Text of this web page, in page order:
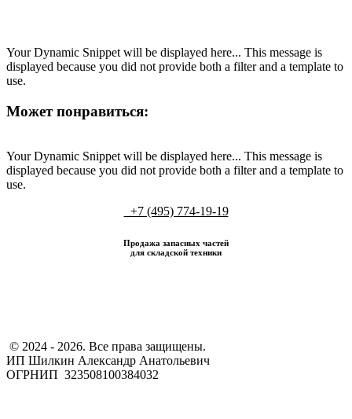
Your Dynamic Snippet will be displayed here... This message is
displayed because you did not provide both a filter and a template to
use.
Может понравиться:
Your Dynamic Snippet will be displayed here... This message is
displayed because you did not provide both a filter and a template to
use.
+7 (495) 774-19-19
Продажа запасных частей
для складской техники
​ © 2024 - 2026. Все права защищены.
ИП Шилкин Александр Анатольевич
ОГРНИП 323508100384032